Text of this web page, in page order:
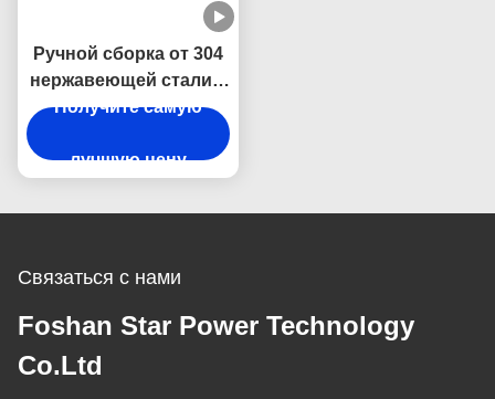
Ручной сборка от 304
нержавеющей стали с
заглушающим звуком
антиконденсационным
Получите самую
лучшую цену
Связаться с нами
Foshan Star Power Technology
Co.Ltd